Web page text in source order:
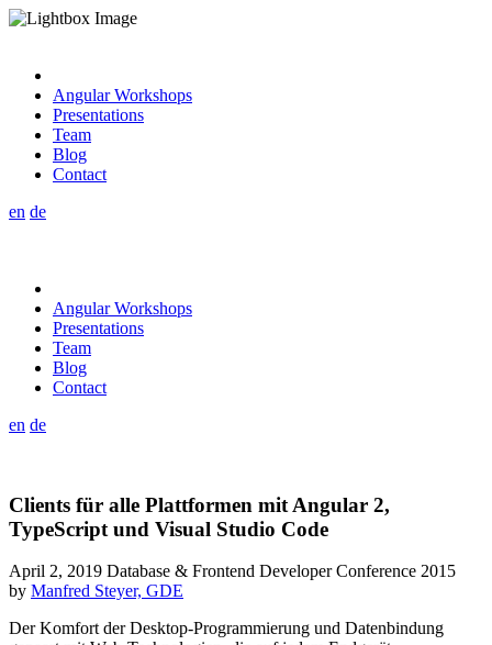
Angular Workshops
Presentations
Team
Blog
Contact
en de
Angular Workshops
Presentations
Team
Blog
Contact
en de
Clients für alle Plattformen mit Angular 2,
TypeScript und Visual Studio Code
April 2, 2019 Database & Frontend Developer Conference 2015
by Manfred Steyer, GDE
Der Komfort der Desktop-Programmierung und Datenbindung